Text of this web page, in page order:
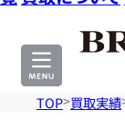
TOP 買取実績